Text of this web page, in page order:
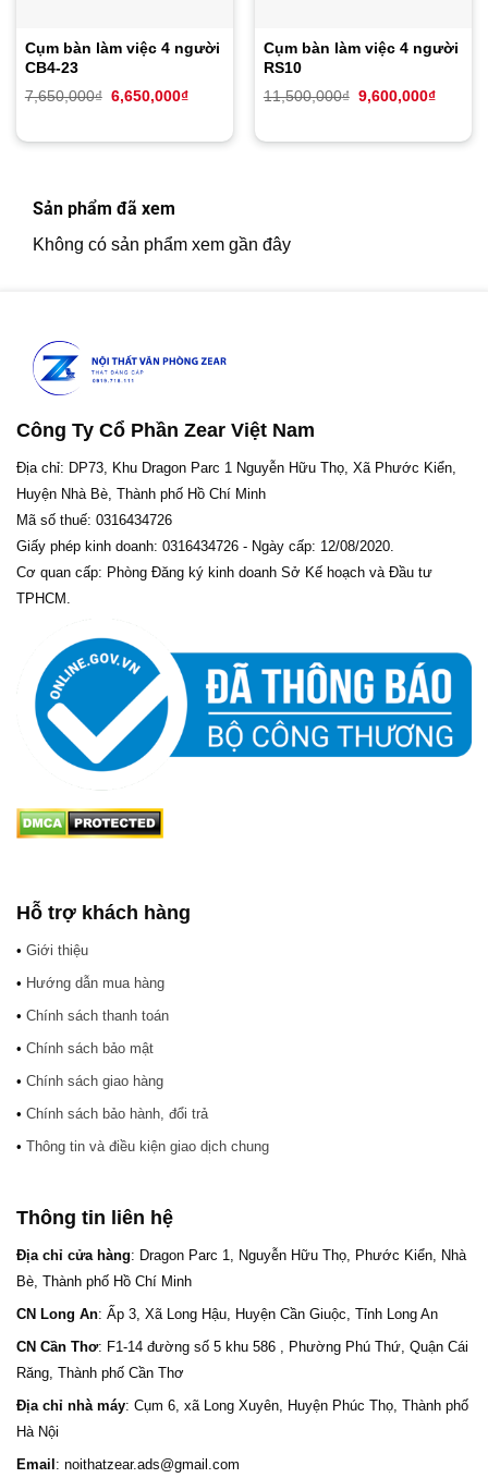
Cụm bàn làm việc 4 người
CB4-23
7,650,000₫ Giá
6,650,000₫Giá
Cụm bàn làm việc 4 người
RS10
11,500,000₫ Giá
9,600,000₫Giá
Sản phẩm đã xem
Không có sản phẩm xem gần đây
Công Ty Cổ Phần Zear Việt Nam
Địa chỉ: DP73, Khu Dragon Parc 1 Nguyễn Hữu Thọ, Xã Phước Kiển,
Huyện Nhà Bè, Thành phố Hồ Chí Minh
Mã số thuế: 0316434726
Giấy phép kinh doanh: 0316434726 - Ngày cấp: 12/08/2020.
Cơ quan cấp: Phòng Đăng ký kinh doanh Sở Kế hoạch và Đầu tư
TPHCM.
Hỗ trợ khách hàng
• Giới thiệu
• Hướng dẫn mua hàng
• Chính sách thanh toán
• Chính sách bảo mật
• Chính sách giao hàng
• Chính sách bảo hành, đổi trả
• Thông tin và điều kiện giao dịch chung
Thông tin liên hệ
Địa chỉ cửa hàng: Dragon Parc 1, Nguyễn Hữu Thọ, Phước Kiển, Nhà
Bè, Thành phố Hồ Chí Minh
CN Long An: Ấp 3, Xã Long Hậu, Huyện Cần Giuộc, Tỉnh Long An
CN Cần Thơ: F1-14 đường số 5 khu 586 , Phường Phú Thứ, Quận Cái
Răng, Thành phố Cần Thơ
Địa chỉ nhà máy: Cụm 6, xã Long Xuyên, Huyện Phúc Thọ, Thành phố
Hà Nội
Email : noithatzear.ads@gmail.com